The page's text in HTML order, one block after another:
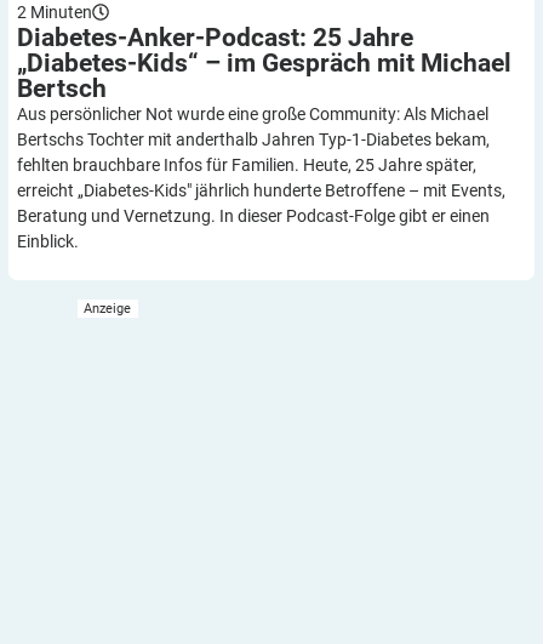
2 Minuten
Diabetes-Anker-Podcast: 25 Jahre
„Diabetes-Kids“ – im Gespräch mit Michael
Bertsch
Aus persönlicher Not wurde eine große Community: Als Michael
Bertschs Tochter mit anderthalb Jahren Typ-1-Diabetes bekam,
fehlten brauchbare Infos für Familien. Heute, 25 Jahre später,
erreicht „Diabetes-Kids" jährlich hunderte Betroffene – mit Events,
Beratung und Vernetzung. In dieser Podcast-Folge gibt er einen
Einblick.